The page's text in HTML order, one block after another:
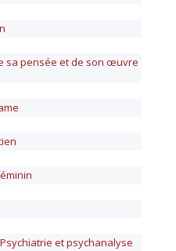
sa pensée et de son œuvre
et psychanalyse